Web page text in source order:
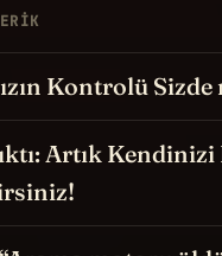
Kontrolü Sizde
Artık